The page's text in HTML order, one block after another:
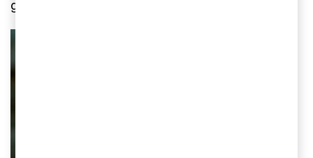
gör att det finns en optimism för resten av 2026.